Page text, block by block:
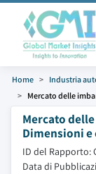
Home Industria
Mercato delle
Mercato
Dimensioni e
ID del Rapporto:
Data di